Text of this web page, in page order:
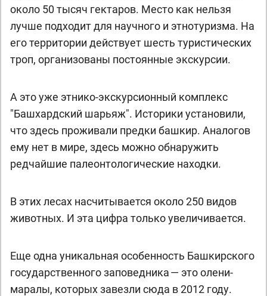
около 50 тысяч гектаров. Место как нельзя
лучше подходит для научного и этнотуризма. На
его территории действует шесть туристических
троп, организованы постоянные экскурсии.
А это уже этнико-экскурсионный комплекс
"Башхардский шарьяж". Историки установили,
что здесь проживали предки башкир. Аналогов
ему нет в мире, здесь можно обнаружить
редчайшие палеонтологические находки.
В этих лесах насчитывается около 250 видов
животных. И эта цифра только увеличивается.
Еще одна уникальная особенность Башкирского
государственного заповедника — это олени-
маралы, которых завезли сюда в 2012 году.